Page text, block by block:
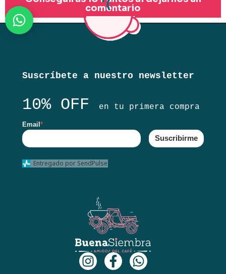
comentario
Suscríbete a nuestro newsletter
10% OFF en tu primera compra
Email *
Suscribirme
Entregado por SendPulse